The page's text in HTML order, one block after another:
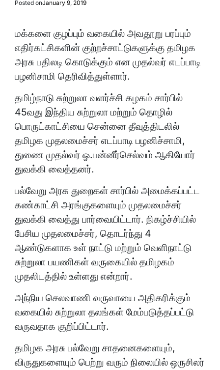
Posted onJanuary 9, 2019
மக்களை குழப்பும் வகையில் அவதூறு பரப்பும்
எதிர்கட்சிகளின் குற்றச்சாட்டுகளுக்கு தமிழக
அரசு பதிலடி கொடுக்கும் என முதல்வர் எடப்பாடி
பழனிசாமி தெரிவித்துள்ளார்.
தமிழ்நாடு சுற்றுலா வளர்ச்சி கழகம் சார்பில்
45வது இந்திய சுற்றுலா மற்றும் தொழில்
பொருட்காட்சியை சென்னை தீவுத்திடலில்
தமிழக முதலமைச்சர் எடப்பாடி பழனிச்சாமி,
துணை முதல்வர் ஓ.பன்னீர்செல்வம் ஆகியோர்
துவக்கி வைத்தனர்.
பல்வேறு அரசு துறைகள் சார்பில் அமைக்கப்பட்ட
கண்காட்சி அரங்குகளையும் முதலமைச்சர்
துவக்கி வைத்து பார்வையிட்டார். நிகழ்ச்சியில்
பேசிய முதலமைச்சர், தொடர்ந்து 4
ஆண்டுகளாக உள் நாட்டு மற்றும் வெளிநாட்டு
சுற்றுலா பயணிகள் வருகையில் தமிழகம்
முதலிடத்தில் உள்ளது என்றார்.
அந்நிய செலவாணி வருவாயை அதிகரிக்கும்
வகையில் சுற்றுலா தலங்கள் மேம்படுத்தப்பட்டு
வருவதாக குறிப்பிட்டார்.
தமிழக அரசு பல்வேறு சாதனைகளையும்,
விருதுகளையும் பெற்று வரும் நிலையில் ஒருசிலர்